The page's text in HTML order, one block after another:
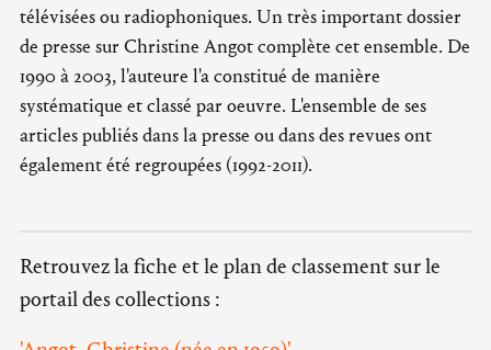
télévisées ou radiophoniques. Un très important dossier
de presse sur Christine Angot complète cet ensemble. De
1990 à 2003, l'auteure l'a constitué de manière
systématique et classé par oeuvre. L'ensemble de ses
articles publiés dans la presse ou dans des revues ont
également été regroupées (1992-2011).
Retrouvez la fiche et le plan de classement sur le
portail des collections :